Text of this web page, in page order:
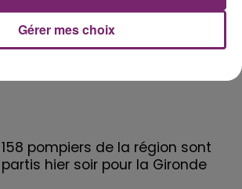
éclipse solaire du 12 Août 2026
158 pompiers de la région sont
partis hier soir pour la Gironde
Gérer mes choix